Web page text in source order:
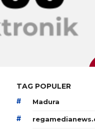
TAG POPULER
# Madura
#